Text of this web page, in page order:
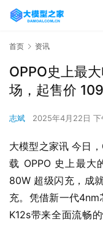
首页 资讯
OPPO史上最
场，起售价
志斌 2025年4月22日 下
大模型之家讯 今日
载 OPPO 史上最大
80W 超级闪充，成
充。凭借新一代
K12s带来全面流畅